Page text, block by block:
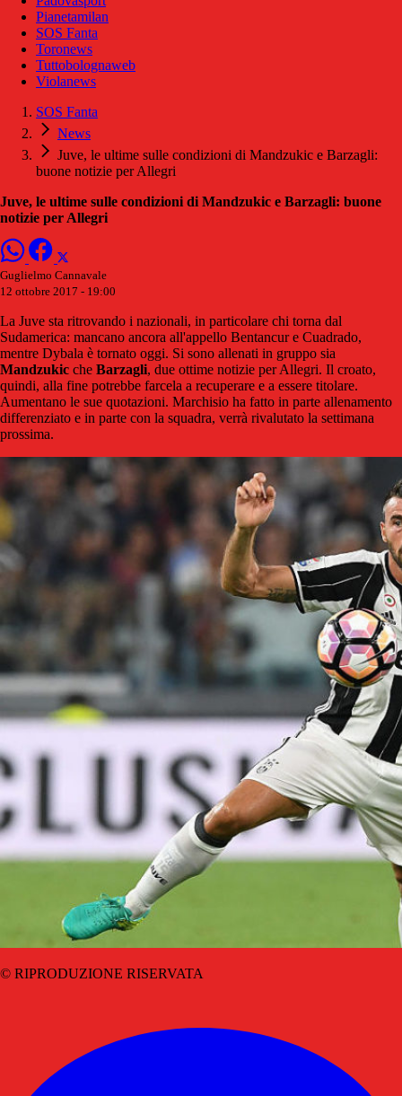
Pianetamilan
SOS Fanta
Toronews
Tuttobolognaweb
Violanews
SOS Fanta
News
Juve, le ultime sulle condizioni di Mandzukic e Barzagli:
buone notizie per Allegri
Juve, le ultime sulle condizioni di Mandzukic e Barzagli: buone
notizie per Allegri
Guglielmo Cannavale
12 ottobre 2017 - 19:00
La Juve sta ritrovando i nazionali, in particolare chi torna dal
Sudamerica: mancano ancora all'appello Bentancur e Cuadrado,
mentre Dybala è tornato oggi. Si sono allenati in gruppo sia
Mandzukic che Barzagli, due ottime notizie per Allegri. Il croato,
quindi, alla fine potrebbe farcela a recuperare e a essere titolare.
Aumentano le sue quotazioni. Marchisio ha fatto in parte allenamento
differenziato e in parte con la squadra, verrà rivalutato la settimana
prossima.
© RIPRODUZIONE RISERVATA